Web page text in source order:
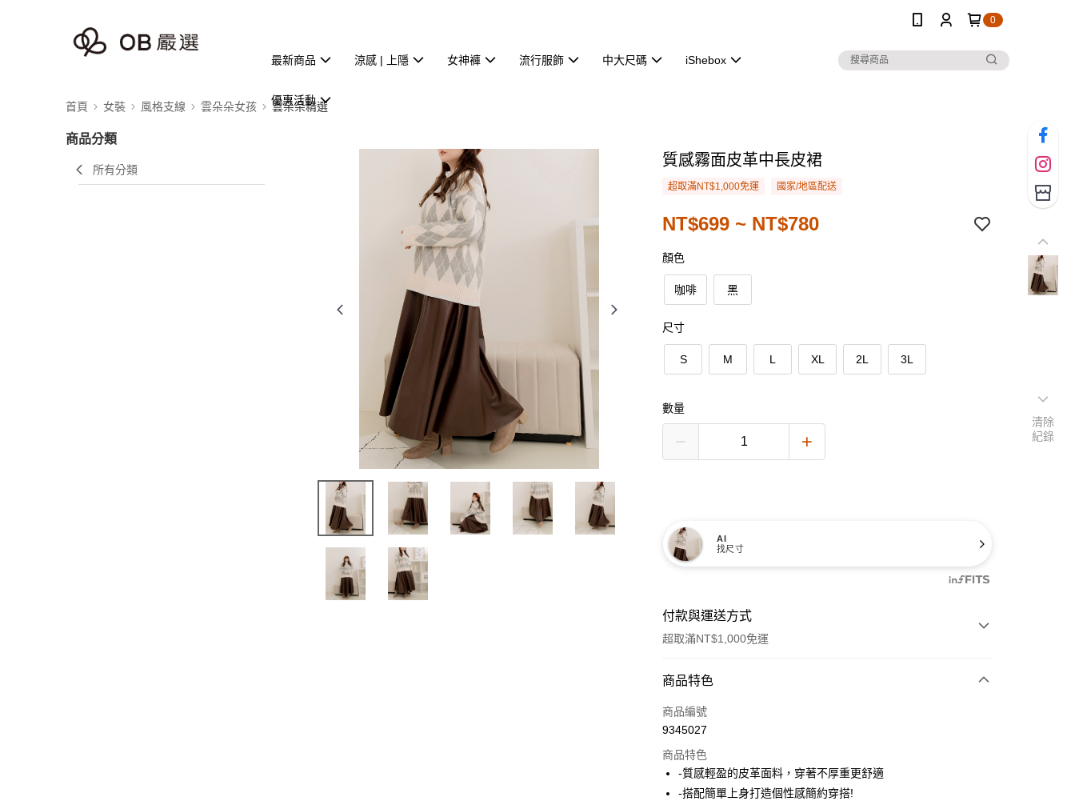
0
最新商品 涼感 | 上隱 女神褲 流行服飾 中大尺碼 iShebox
優惠活動
首頁 女裝 風格支線 雲朵朵女孩 雲朵朵精選
商品分類
所有分類
質感霧面皮革中長皮裙
超取滿NT$1,000免運 國家/地區配送
NT$699 ~ NT$780
顏色
咖啡 黑
尺寸
S M L XL 2L 3L
數量
AI
找尺寸
付款與運送方式
超取滿NT$1,000免運
付款方式
信用卡一次付款
超商取貨付款
LINE Pay
商品特色
商品編號
9345027
商品特色
-質感輕盈的皮革面料，穿著不厚重更舒適
-搭配簡單上身打造個性感簡約穿搭!
清除
紀錄